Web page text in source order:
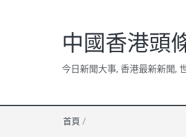
中國香港頭
今日新聞大事, 香港最新新聞,
首頁 /